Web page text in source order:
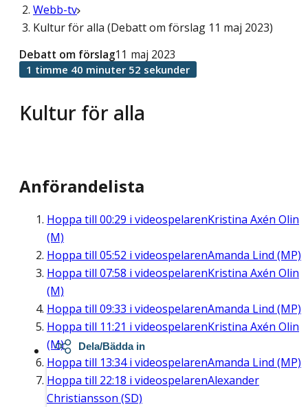
Webb-tv
Kultur för alla (Debatt om förslag 11 maj 2023)
Kultur för alla
Debatt om förslag11 maj 2023
1 timme 40 minuter 52 sekunder
Anförandelista
Hoppa till 00:29 i videospelarenKristina Axén Olin
(M)
Hoppa till 05:52 i videospelarenAmanda Lind (MP)
Hoppa till 07:58 i videospelarenKristina Axén Olin
(M)
Hoppa till 09:33 i videospelarenAmanda Lind (MP)
Hoppa till 11:21 i videospelarenKristina Axén Olin
(M)
Hoppa till 13:34i videospelarenAmanda Lind (MP)
Hoppa till 22:18 i videospelarenAlexander
Christiansson (SD)
Dela/Bädda in